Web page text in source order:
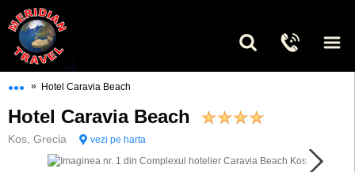
••• » Hotel Caravia Beach
Hotel Caravia Beach
Kos, Grecia vezi pe harta